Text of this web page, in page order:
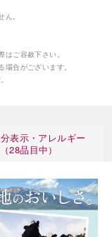
。
ご容赦下さい。
合がございます。
表示・アレルギー
（28品目中）